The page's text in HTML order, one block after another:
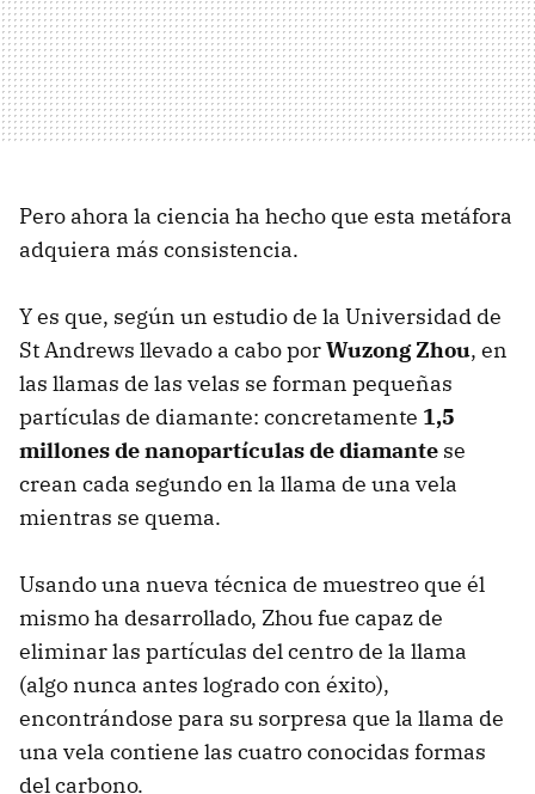
Pero ahora la ciencia ha hecho que esta metáfora
adquiera más consistencia.
Y es que, según un estudio de la Universidad de
St Andrews llevado a cabo porWuzong Zhou, en
las llamas de las velas se forman pequeñas
partículas de diamante: concretamente 1,5
millones de nanopartículas de diamante se
crean cada segundo en la llama de una vela
mientras se quema.
Usando una nueva técnica de muestreo que él
mismo ha desarrollado, Zhou fue capaz de
eliminar las partículas del centro de la llama
(algo nunca antes logrado con éxito),
encontrándose para su sorpresa que la llama de
una vela contiene las cuatro conocidas formas
del carbono.